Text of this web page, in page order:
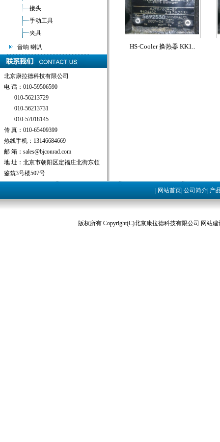
接头
手动工具
夹具
音响 喇叭
北京康拉德科技有限公司
电 话：010-59506590
010-56213729
010-56213731
010-57018145
传 真：010-65409399
热线手机：13146684669
邮 箱：sales@bjconrad.com
地 址：北京市朝阳区定福庄北街东领
鉴筑3号楼507号
HS-Cooler 换热器 KK1..
网站首页| 公司简介| 产
版权所有 Copyright(C)北京康拉德科技有限公司 网站建